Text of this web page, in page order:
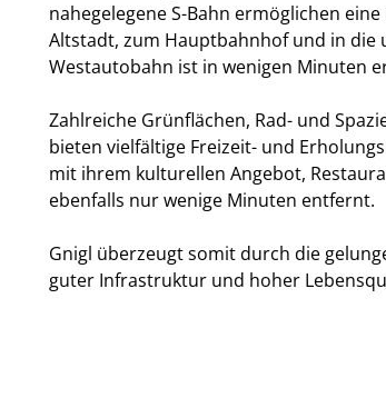
nahegelegene S-Bahn ermöglichen
Altstadt, zum Hauptbahnhof und in die
Westautobahn ist in wenigen Minuten
Zahlreiche Grünflächen, Rad- und
bieten vielfältige Freizeit- und
mit ihrem kulturellen Angebot,
ebenfalls nur wenige Minuten entfernt.
Gnigl überzeugt somit durch die
guter Infrastruktur und hoher